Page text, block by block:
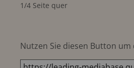
1/4 Seite quer
Nutzen Sie diesen Button um